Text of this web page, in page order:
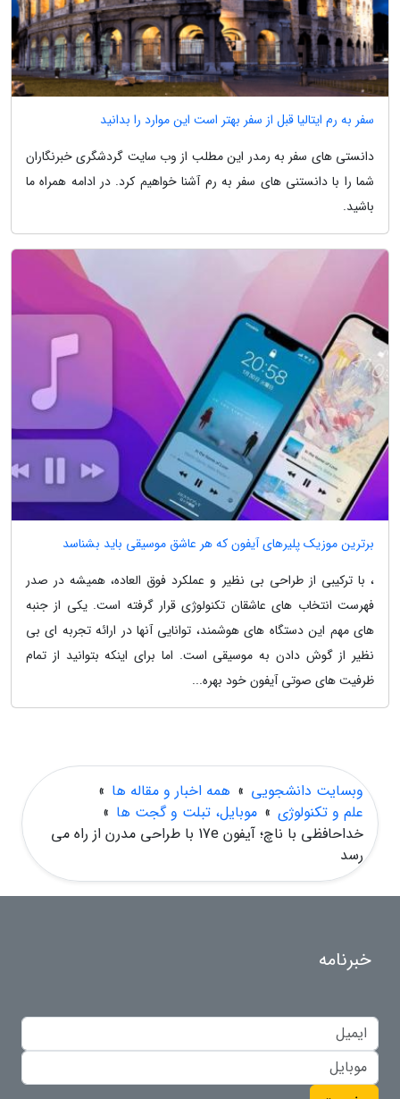
سفر به رم ایتالیا قبل از سفر بهتر است این موارد را بدانید
دانستی های سفر به رمدر این مطلب از وب سایت گردشگری خبرنگاران
شما را با دانستنی های سفر به رم آشنا خواهیم کرد. در ادامه همراه ما
باشید.
برترین موزیک پلیرهای آیفون که هر عاشق موسیقی باید بشناسد
، با ترکیبی از طراحی بی نظیر و عملکرد فوق العاده، همیشه در صدر
فهرست انتخاب های عاشقان تکنولوژی قرار گرفته است. یکی از جنبه
های مهم این دستگاه های هوشمند، توانایی آنها در ارائه تجربه ای بی
نظیر از گوش دادن به موسیقی است. اما برای اینکه بتوانید از تمام
ظرفیت های صوتی آیفون خود بهره...
وبسایت دانشجویی » همه اخبار و مقاله ها »
علم و تکنولوژی » موبایل، تبلت و گجت ها »
خداحافظی با ناچ؛ آیفون 17e با طراحی مدرن از راه می
رسد
خبرنامه